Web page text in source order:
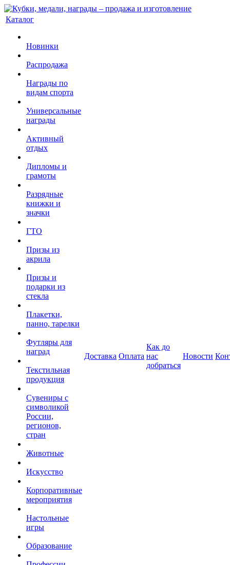
Каталог
Новинки
Распродажа
Награды по
видам спорта
Универсальные
награды
Активный
отдых
Дипломы и
грамоты
Разрядные
книжки и
значки
ГТО
Призы из
акрила
Призы и
подарки из
стекла
Плакетки,
панно, тарелки
Футляры для
наград
Текстильная
продукция
Сувениры с
символикой
России,
регионов,
стран
Животные
Искусство
Корпоративные
мероприятия
Настольные
игры
Образование
Доставка Оплата
Как до
нас
добраться
Новости